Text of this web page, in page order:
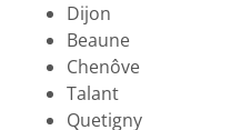
Dijon
Beaune
Chenôve
Talant
Quetigny